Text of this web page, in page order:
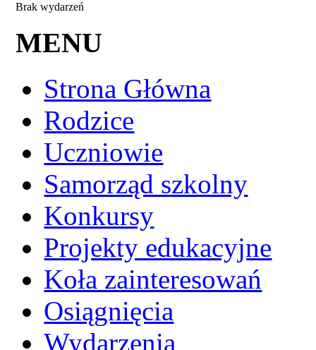
Brak wydarzeń
MENU
Strona Główna
Rodzice
Uczniowie
Samorząd szkolny
Konkursy
Projekty edukacyjne
Koła zainteresowań
Osiągnięcia
Wydarzenia